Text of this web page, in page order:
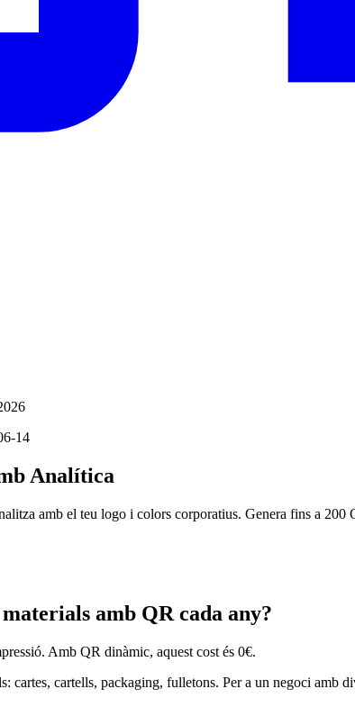
14
Analítica
amb el teu logo i colors corporatius. Genera fins a 200
amb QR cada any?
Amb QR dinàmic, aquest cost és 0€.
cartells, packaging, fulletons. Per a un negoci amb